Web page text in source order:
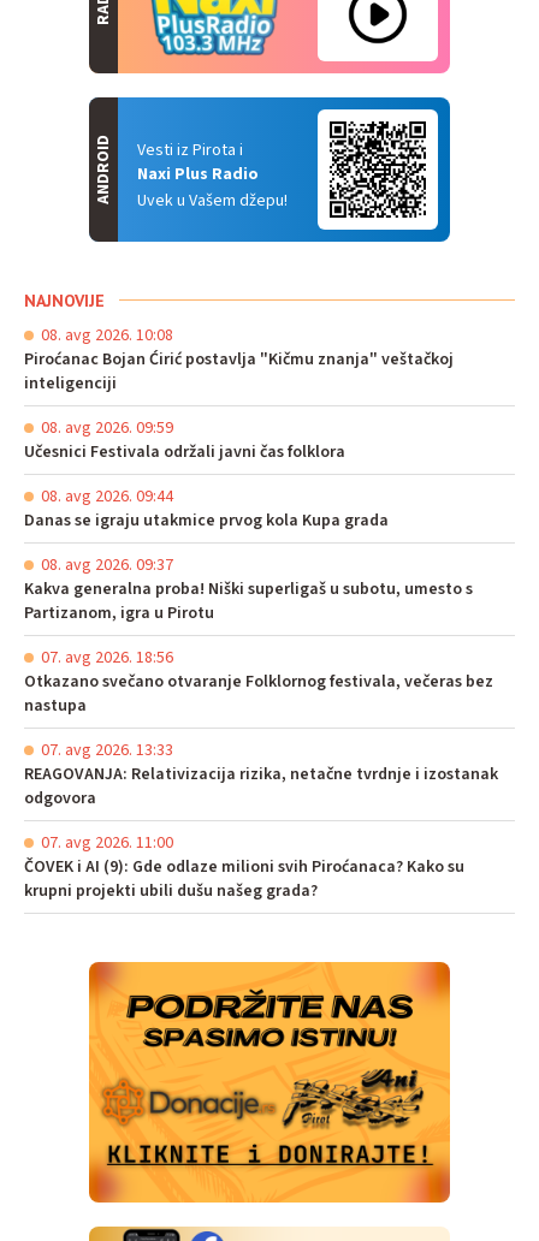
Vesti iz Pirota i
Naxi Plus Radio
Uvek u Vašem džepu!
ANDROID
NAJNOVIJE
08. avg 2026. 10:08
Piroćanac Bojan Ćirić postavlja "Kičmu znanja" veštačkoj
inteligenciji
08. avg 2026. 09:59
Učesnici Festivala održali javni čas folklora
08. avg 2026. 09:44
Danas se igraju utakmice prvog kola Kupa grada
08. avg 2026. 09:37
Kakva generalna proba! Niški superligaš u subotu, umesto s
Partizanom, igra u Pirotu
07. avg 2026. 18:56
Otkazano svečano otvaranje Folklornog festivala, večeras bez
nastupa
07. avg 2026. 13:33
REAGOVANJA: Relativizacija rizika, netačne tvrdnje i izostanak
odgovora
07. avg 2026. 11:00
ČOVEK i AI (9): Gde odlaze milioni svih Piroćanaca? Kako su
krupni projekti ubili dušu našeg grada?